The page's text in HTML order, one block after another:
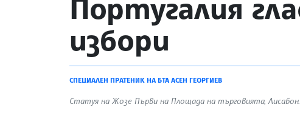
site.bta
Португалия
избори
СПЕЦИАЛЕН ПРАТЕНИК НА БТА АСЕН ГЕОРГИЕВ
Статуя на Жозе Първи на Площада на търговията,